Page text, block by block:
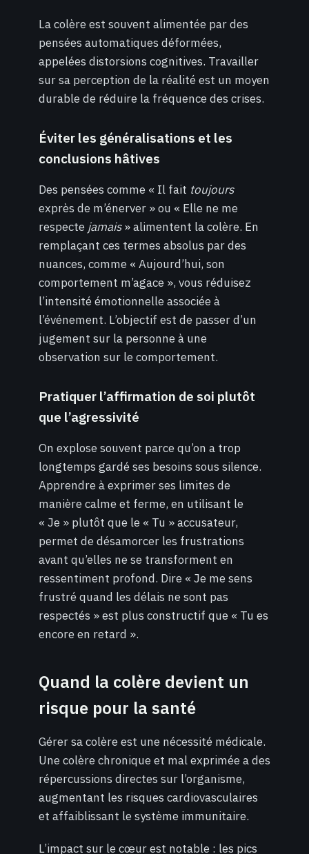
La colère est souvent alimentée par des
pensées automatiques déformées,
appelées distorsions cognitives. Travailler
sur sa perception de la réalité est un moyen
durable de réduire la fréquence des crises.
Éviter les généralisations et les
conclusions hâtives
Des pensées comme « Il fait toujours
exprès de m’énerver » ou « Elle ne me
respecte jamais» alimentent la colère. En
remplaçant ces termes absolus par des
nuances, comme « Aujourd’hui, son
comportement m’agace », vous réduisez
l’intensité émotionnelle associée à
l’événement. L’objectif est de passer d’un
jugement sur la personne à une
observation sur le comportement.
Pratiquer l’affirmation de soi plutôt
que l’agressivité
On explose souvent parce qu’on a trop
longtemps gardé ses besoins sous silence.
Apprendre à exprimer ses limites de
manière calme et ferme, en utilisant le
« Je » plutôt que le « Tu » accusateur,
permet de désamorcer les frustrations
avant qu’elles ne se transforment en
ressentiment profond. Dire « Je me sens
frustré quand les délais ne sont pas
respectés » est plus constructif que « Tu es
encore en retard ».
Quand la colère devient un
risque pour la santé
Gérer sa colère est une nécessité médicale.
Une colère chronique et mal exprimée a des
répercussions directes sur l’organisme,
augmentant les risques cardiovasculaires
et affaiblissant le système immunitaire.
L’impact sur le cœur est notable : les pics